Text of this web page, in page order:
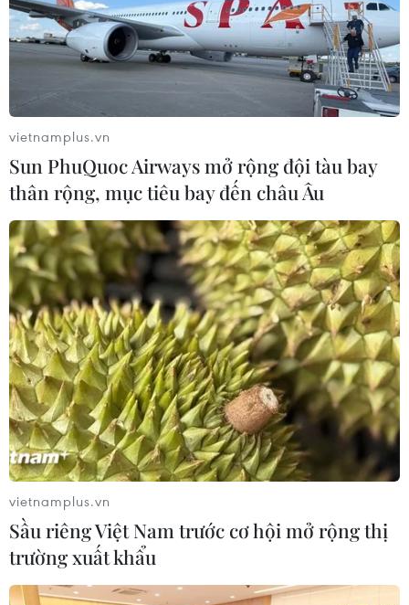
vietnamplus.vn
Sun PhuQuoc Airways mở rộng đội tàu bay
thân rộng, mục tiêu bay đến châu Âu
vietnamplus.vn
Sầu riêng Việt Nam trước cơ hội mở rộng thị
trường xuất khẩu